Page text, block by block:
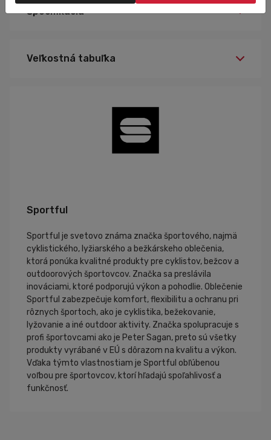
Špecifikácia
Veľkostná tabuľka
Sportful
Sportful je svetovo známa značka športového, najmä
cyklistického, lyžiarského a bežkárskeho oblečenia,
ktorá ponúka kvalitné produkty pre cyklistov, bežcov a
outdoorových športovcov. Značka sa preslávila
inováciami, ktoré podporujú výkon a pohodlie. Oblečenie
Sportful zabezpečuje komfort, flexibilitu a ochranu pri
rôznych športoch, ako je cyklistika, bežekovanie,
lyžovanie a iné outdoor aktivity. Značka spolupracuje s
profi športovcami ako je Peter Sagan, preto sú všetky
produkty vyrábané v EÚ s dôrazom na kvalitu a výkon.
Vďaka týmto vlastnostiam je Sportful obľúbenou
voľbou pre športovcov, ktorí hľadajú spoľahlivosť a
funkčnosť.